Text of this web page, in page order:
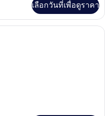
เลือกวันที่เพื่อดูราคา
เครื่องนอนระดับพรีเมียม, มินิบาร์, ตู้นิ